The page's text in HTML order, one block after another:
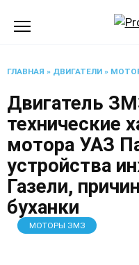
ГЛАВНАЯ » ДВИГАТЕЛИ »
Двигатель
технические
мотора УАЗ
устройства
Газели,
буханки
МОТОРЫ ЗМЗ